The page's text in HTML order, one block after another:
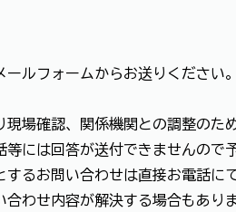
ールフォームからお送りくださ
場確認、関係機関との調整の
には回答が送付できませんので
するお問い合わせは直接お電話
わせ内容が解決する場合もありま